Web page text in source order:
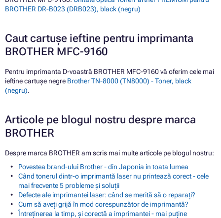
BROTHER DR-B023 (DRB023), black (negru)
Caut cartușe ieftine pentru imprimanta
BROTHER MFC-9160
Pentru imprimanta D-voastră BROTHER MFC-9160 vă oferim cele mai
ieftine cartușe negre Brother TN-8000 (TN8000) - Toner, black
(negru).
Articole pe blogul nostru despre marca
BROTHER
Despre marca BROTHER am scris mai multe articole pe blogul nostru:
Povestea brand-ului Brother - din Japonia in toata lumea
Când tonerul dintr-o imprimantă laser nu printează corect - cele
mai frecvente 5 probleme și soluții
Defecte ale imprimantei laser: când se merită să o reparați?
Cum să aveți grijă în mod corespunzător de imprimantă?
Întreținerea la timp, și corectă a imprimantei - mai puține